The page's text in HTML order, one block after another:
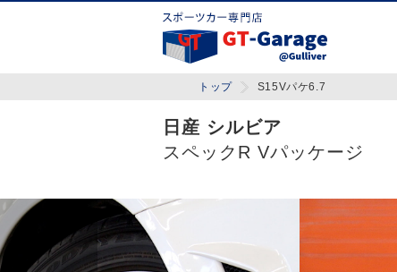
トップ S15Vパケ6.7
日産 シルビア
スペックR Vパッケージ